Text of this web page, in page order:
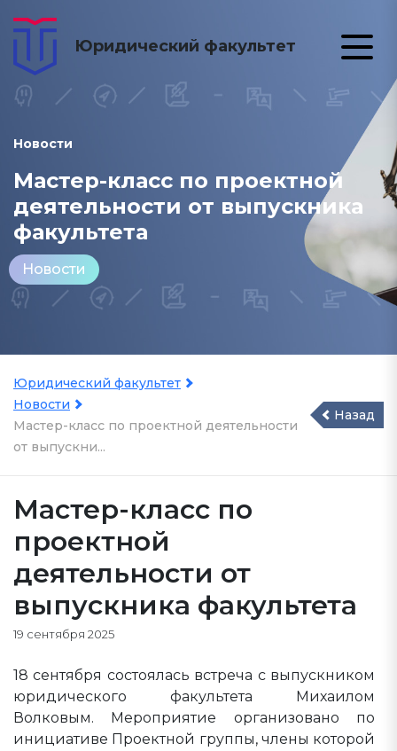
Юридический факультет
Новости
Мастер-класс по проектной
деятельности от выпускника
факультета
Новости
Юридический факультет
Новости
Мастер-класс по проектной деятельности
от выпускни...
Назад
Мастер-класс по
проектной
деятельности от
выпускника факультета
19 сентября 2025
18 сентября состоялась встреча с выпускником
юридического факультета Михаилом
Волковым. Мероприятие организовано по
инициативе Проектной группы, члены которой